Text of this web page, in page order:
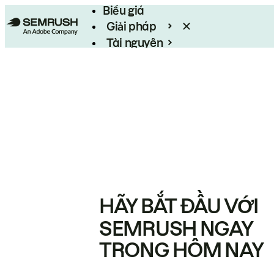
Biểu giá
Giải pháp
Tài nguyên
HÃY BẮT ĐẦU VỚI
SEMRUSH NGAY
TRONG HÔM NAY